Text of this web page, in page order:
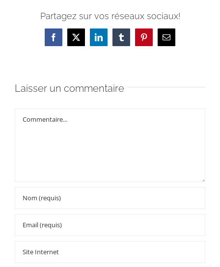
Partagez sur vos réseaux sociaux!
Facebook
X LinkedInTumblrPinterestEmail
Laisser un commentaire
Commentaire